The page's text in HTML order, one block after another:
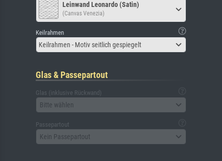
Leinwand Leonardo (Satin)
(Canvas Venezia)
Keilrahmen
Keilrahmen - Motiv seitlich gespiegelt
Glas & Passepartout
Glas (inklusive Rückwand)
Bitte wählen
Passepartout
Kein Passepartout